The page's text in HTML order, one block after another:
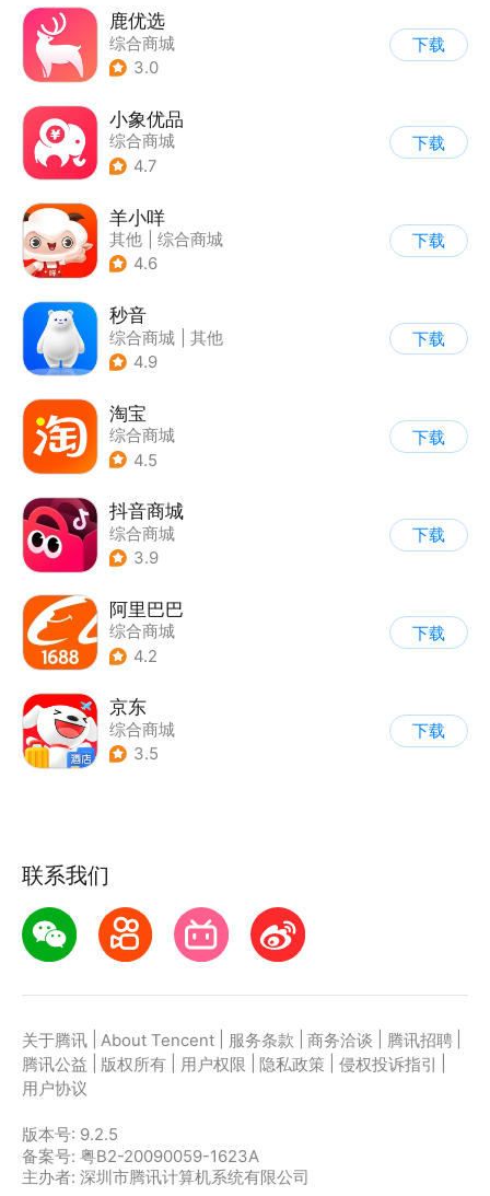
鹿优选
综合商城
3.0
下载
小象优品
综合商城
4.7
下载
羊小咩
其他
综合商城
4.6
下载
秒音
综合商城
其他
4.9
下载
淘宝
综合商城
4.5
下载
抖音商城
综合商城
3.9
下载
阿里巴巴
综合商城
4.2
下载
京东
综合商城
3.5
下载
联系我们
关于腾讯 About Tencent 服务条款 商务洽谈 腾讯招聘
腾讯公益
版权所有 用户权限 隐私政策 侵权投诉指引
用户协议
版本号: 9.2.5
备案号: 粤B2-20090059-1623A
主办者: 深圳市腾讯计算机系统有限公司